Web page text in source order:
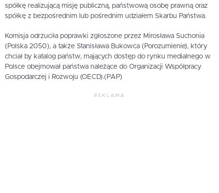
spółkę realizującą misję publiczną, państwową osobę prawną oraz
spółkę z bezpośrednim lub pośrednim udziałem Skarbu Państwa.
Komisja odrzuciła poprawki zgłoszone przez Mirosława Suchonia
(Polska 2050), a także Stanisława Bukowca (Porozumienie), który
chciał by katalog państw, mających dostęp do rynku medialnego w
Polsce obejmował państwa należące do Organizacji Współpracy
Gospodarczej i Rozwoju (OECD).(PAP)
REKLAMA